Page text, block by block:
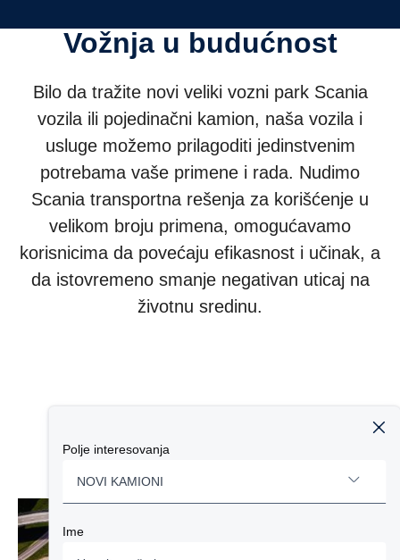
Vožnja u budućnost
Bilo da tražite novi veliki vozni park Scania
vozila ili pojedinačni kamion, naša vozila i
usluge možemo prilagoditi jedinstvenim
potrebama vaše primene i rada. Nudimo
Scania transportna rešenja za korišćenje u
velikom broju primena, omogućavamo
korisnicima da povećaju efikasnost i učinak, a
da istovremeno smanje negativan uticaj na
životnu sredinu.
Polje interesovanja
NOVI KAMIONI
Ime